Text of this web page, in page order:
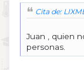
Cita de:
Juan , quien
personas.